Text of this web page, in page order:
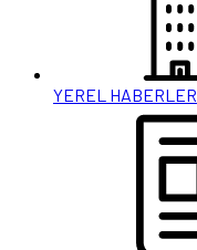
YEREL HABERLER